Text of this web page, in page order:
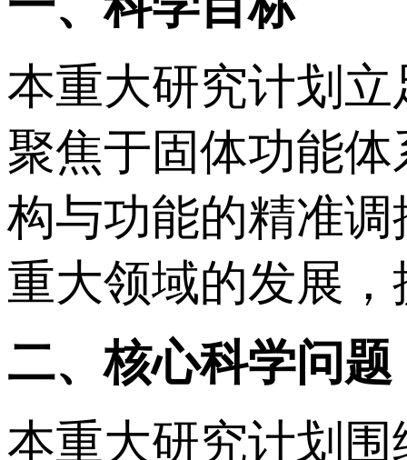
本重大研究计划
聚焦于固体功能
构与功能的精准
重大领域的发展
二、核心科学问题
本重大研究计划